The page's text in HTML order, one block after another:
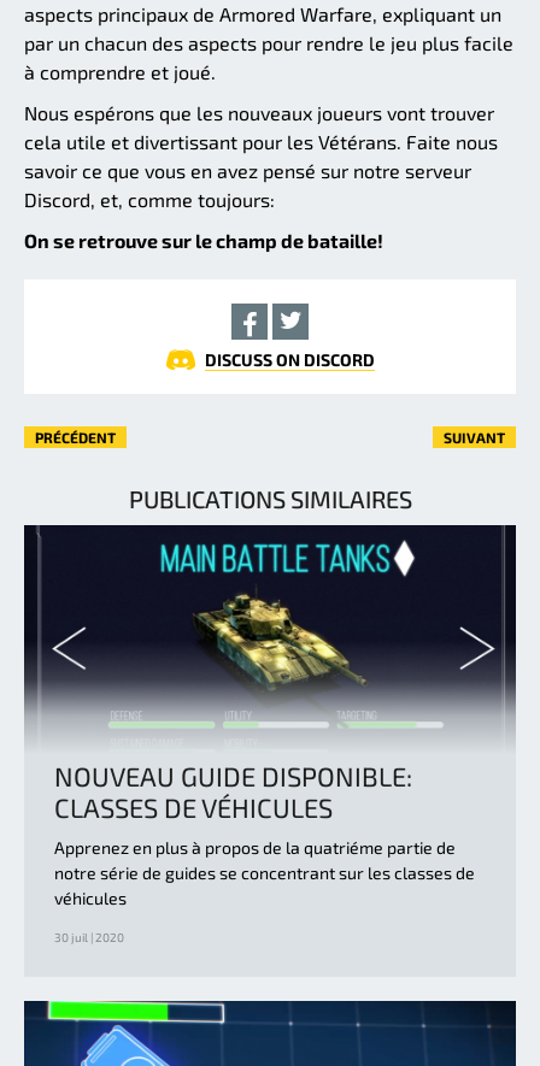
aspects principaux de Armored Warfare, expliquant un
par un chacun des aspects pour rendre le jeu plus facile
à comprendre et joué.
Nous espérons que les nouveaux joueurs vont trouver
cela utile et divertissant pour les Vétérans. Faite nous
savoir ce que vous en avez pensé sur notre serveur
Discord, et, comme toujours:
On se retrouve sur le champ de bataille!
DISCUSS ON DISCORD
PRÉCÉDENT SUIVANT
PUBLICATIONS SIMILAIRES
NOUVEAU GUIDE DISPONIBLE:
CLASSES DE VÉHICULES
Apprenez en plus à propos de la quatriéme partie de
notre série de guides se concentrant sur les classes de
véhicules
30 juil | 2020